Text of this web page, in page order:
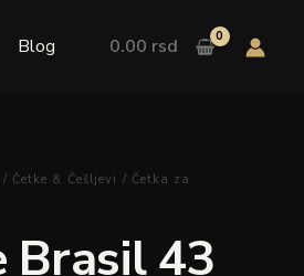
Blog 0.00 rsd
/ Četke & Češljevi / Četka za
Brasil 43